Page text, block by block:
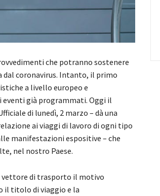
che potranno sostenere
dal coronavirus. Intanto, il primo
a livello europeo e
già programmati. Oggi il
di lunedì, 2 marzo – dà una
ai viaggi di lavoro di ogni tipo
manifestazioni espositive – che
nel nostro Paese.
vettore di trasporto il motivo
il titolo di viaggio e la